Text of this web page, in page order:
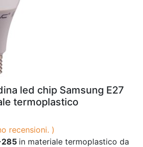
led chip Samsung E27
termoplastico
recensioni. )
285 in materiale termoplastico da